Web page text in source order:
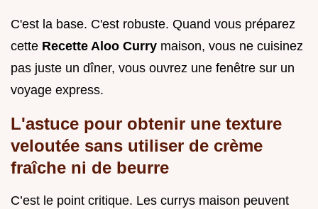
C'est la base. C'est robuste. Quand vous préparez
cette Recette Aloo Curry maison, vous ne cuisinez
pas juste un dîner, vous ouvrez une fenêtre sur un
voyage express.
L'astuce pour obtenir une texture
veloutée sans utiliser de crème
fraîche ni de beurre
C’est le point critique. Les currys maison peuvent